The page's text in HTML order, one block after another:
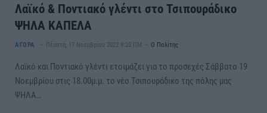
Λαϊκό & Ποντιακό γλέντι στο Τσιπουράδικο
ΨΗΛΑ ΚΑΠΕΛΑ
ΑΓΟΡΑ Πέμπτη, 17 Νοεμβρίου 2022 9:23 ΠΜ Ο Πολίτης
Λαϊκό και Ποντιακό γλέντι ετοιμάζει για το προσεχές Σάββατο 19
Νοεμβρίου στις 18.00μ.μ. το νέο Τσιπουράδικο της πόλης μας
ΨΗΛΑ…